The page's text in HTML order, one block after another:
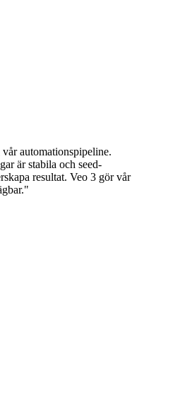
automationspipeline.
är stabila och seed-
resultat. Veo 3 gör vår
"